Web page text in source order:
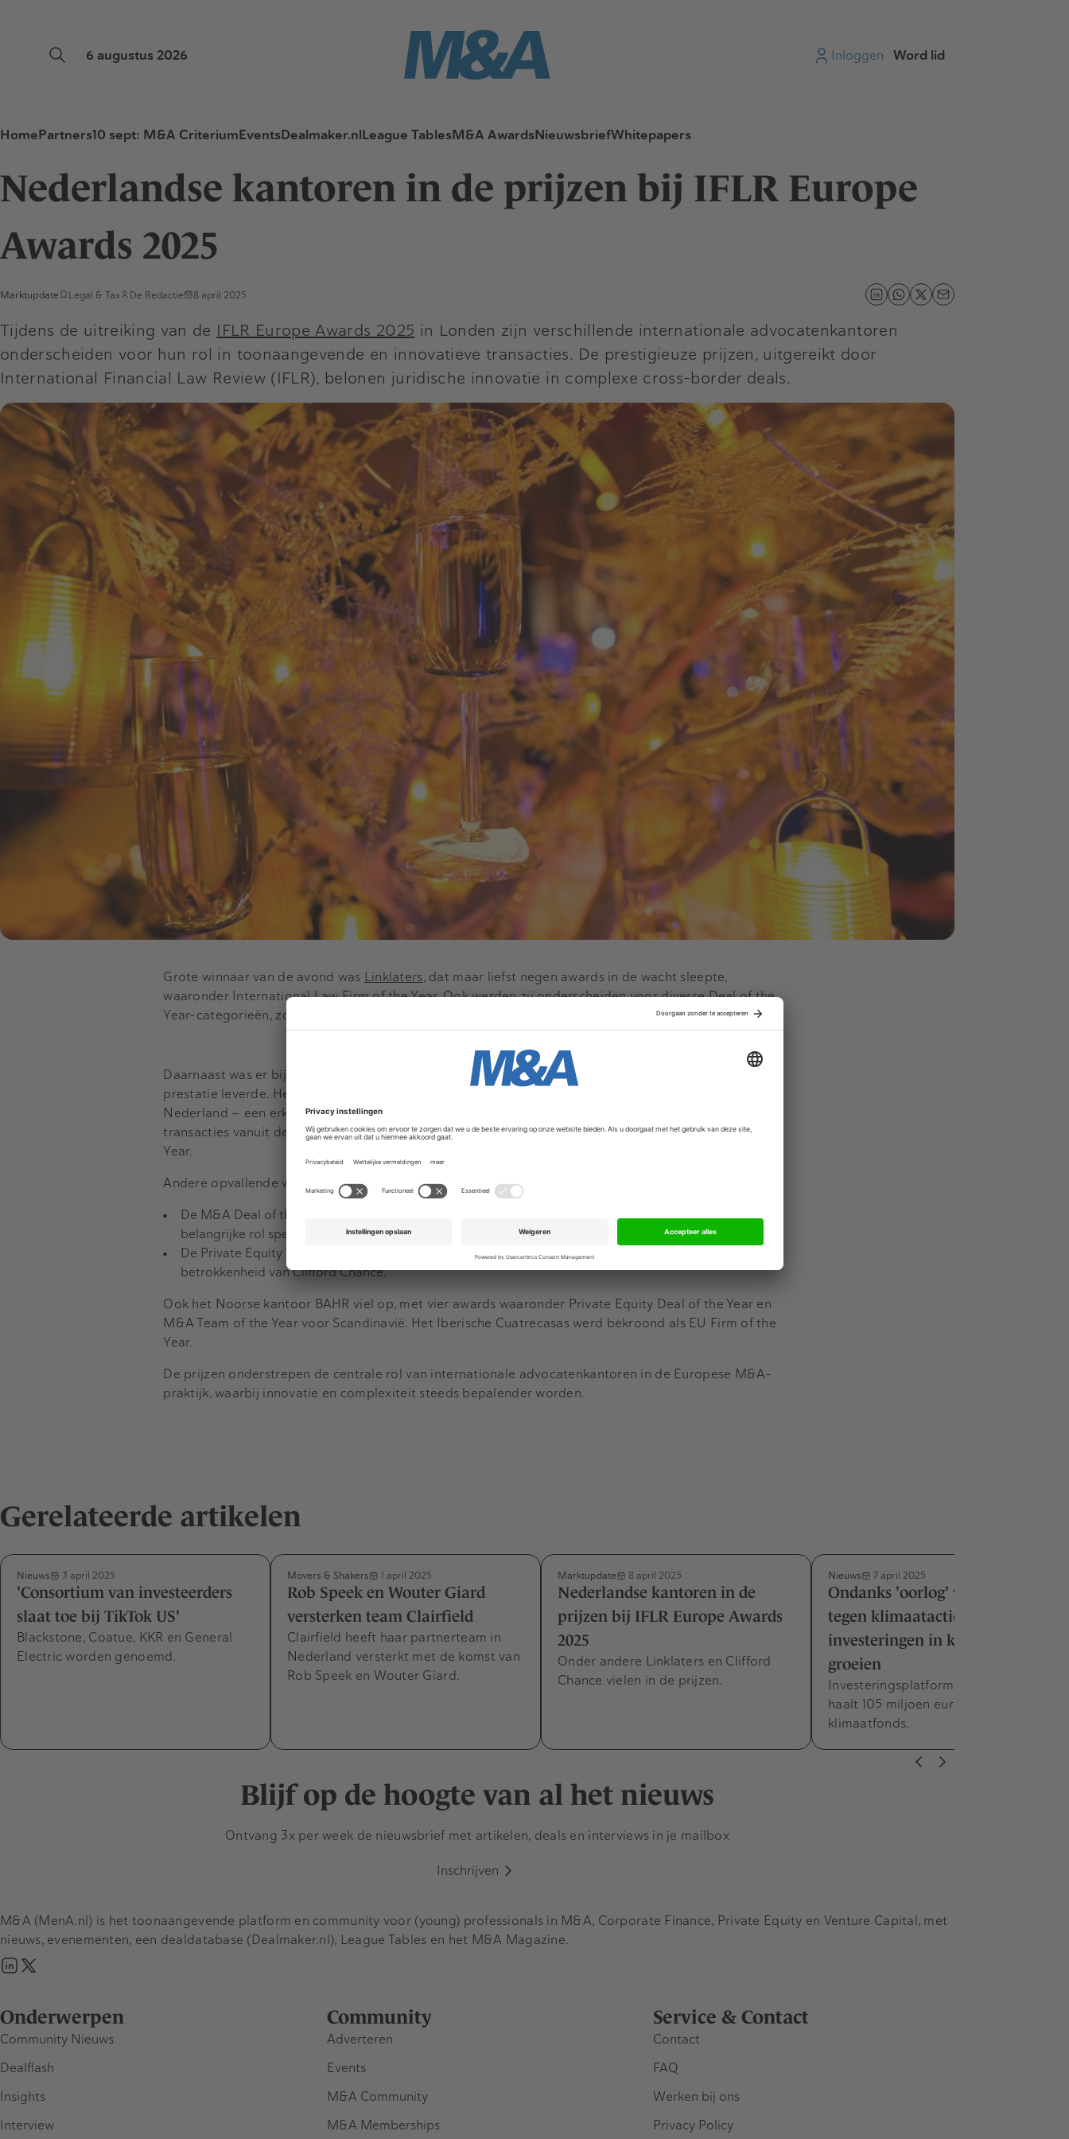
6 augustus 2026 Inloggen Word lid
HomePartners10 sept: M&A CriteriumEventsDealmaker.nlLeague TablesM&A AwardsNieuwsbriefWhitepapers
Nederlandse kantoren in de prijzen bij IFLR Europe
Awards 2025
Marktupdate Legal & Tax De Redactie 8 april 2025
Tijdens de uitreiking van de IFLR Europe Awards 2025 in Londen zijn verschillende internationale advocatenkantoren
onderscheiden voor hun rol in toonaangevende en innovatieve transacties. De prestigieuze prijzen, uitgereikt door
International Financial Law Review (IFLR), belonen juridische innovatie in complexe cross-border deals.
Grote winnaar van de avond was Linklaters, dat maar liefst negen awards in de wacht sleepte,
waaronder International Law Firm of the Year. Ook werden zij onderscheiden voor diverse Deal of the
Year-categorieën, zoals Debt & Equity-Linked, High Yield en Project Finance.
Daarnaast was er bijzonder succes voor Clifford Chance, dat met vijftien awards een indrukwekkende
prestatie leverde. Het kantoor werd onder andere uitgeroepen tot National Firm of the Year voor
Nederland — een erkenning voor de sterke positie en betrokkenheid bij grensoverschrijdende
transacties vanuit de Amsterdamse praktijk. Ook won Clifford Chance de award voor M&A Team of the
Year.
Andere opvallende winnende deals waren:
De M&A Deal of the Year voor de joint venture tussen Arçelik en Whirlpool, waarin Clifford Chance een
belangrijke rol speelde.
De Private Equity Deal of the Year rond Blackstone en Permira’s investering in Adevinta, eveneens met
betrokkenheid van Clifford Chance.
Ook het Noorse kantoor BAHR viel op, met vier awards waaronder Private Equity Deal of the Year en
M&A Team of the Year voor Scandinavië. Het Iberische Cuatrecasas werd bekroond als EU Firm of the
Year.
De prijzen onderstrepen de centrale rol van internationale advocatenkantoren in de Europese M&A-
praktijk, waarbij innovatie en complexiteit steeds bepalender worden.
Gerelateerde artikelen
Nieuws 3 april 2025
'Consortium van investeerders
slaat toe bij TikTok US'
Blackstone, Coatue, KKR en General
Electric worden genoemd.
Movers & Shakers 1 april 2025
Rob Speek en Wouter Giard
versterken team Clairfield
Clairfield heeft haar partnerteam in
Nederland versterkt met de komst van
Rob Speek en Wouter Giard.
Marktupdate 8 april 2025
Nederlandse kantoren in de
prijzen bij IFLR Europe Awards
2025
Onder andere Linklaters en Clifford
Chance vielen in de prijzen.
Nieuws 7 april 2025
Ondanks 'oorlog' van Trump
tegen klimaatactie blijven
investeringen in klimaattech
groeien
Investeringsplatform Carbon Equity
haalt 105 miljoen euro op voor nieuw
klimaatfonds.
Blijf op de hoogte van al het nieuws
Ontvang 3x per week de nieuwsbrief met artikelen, deals en interviews in je mailbox
Inschrijven
Onderwerpen
Community Nieuws
Dealflash
Insights
Interview
Community
Adverteren
Events
M&A Community
M&A Memberships
Service & Contact
Contact
FAQ
Werken bij ons
Privacy Policy
M&A (MenA.nl) is het toonaangevende platform en community voor (young) professionals in M&A, Corporate Finance, Private Equity en Venture Capital, met
nieuws, evenementen, een dealdatabase (Dealmaker.nl), League Tables en het M&A Magazine.